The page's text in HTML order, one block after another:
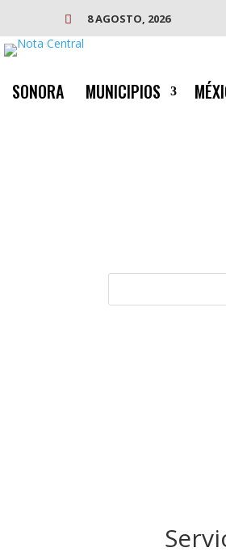
 8 AGOSTO, 2026
SONORA MUNICIPIOS